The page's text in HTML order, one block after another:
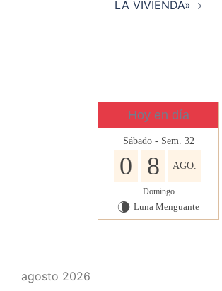
LA VIVIENDA»
Hoy en día
Sábado - Sem. 32
0 8 AGO.
Domingo
V Luna Menguante
agosto 2026